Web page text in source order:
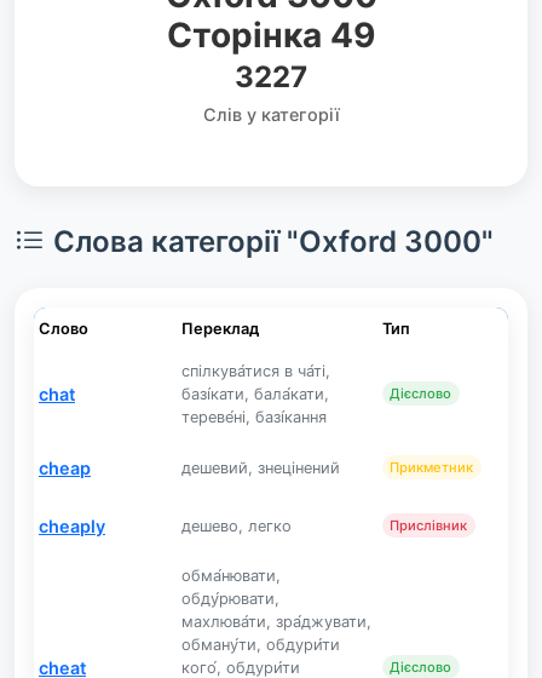
Сторінка 49
3227
Слів у категорії
Слова категорії "Oxford 3000"
Слово Переклад Тип
chat
спілкува́тися в ча́ті,
базі́кати, бала́кати,
тереве́ні, базі́кання
Дієслово
cheap дешевий, знецінений Прикметник
cheaply дешево, легко Прислівник
cheat
обма́нювати,
обду́рювати,
махлюва́ти, зра́джувати,
обману́ти, обдури́ти
кого́, обдури́ти
Дієслово